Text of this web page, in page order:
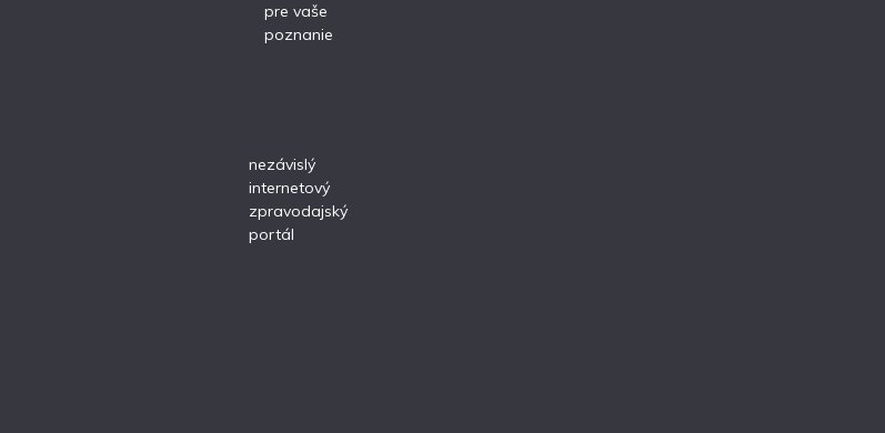
pre vaše
poznanie
nezávislý
internetový
zpravodajský
portál